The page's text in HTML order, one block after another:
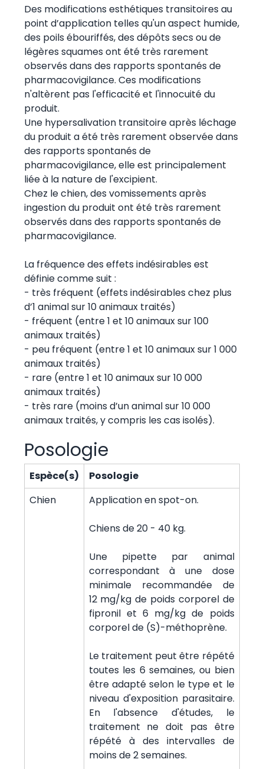
Des modifications esthétiques transitoires au
point d’application telles qu'un aspect humide,
des poils ébouriffés, des dépôts secs ou de
légères squames ont été très rarement
observés dans des rapports spontanés de
pharmacovigilance. Ces modifications
n'altèrent pas l'efficacité et l'innocuité du
produit.
Une hypersalivation transitoire après léchage
du produit a été très rarement observée dans
des rapports spontanés de
pharmacovigilance, elle est principalement
liée à la nature de l'excipient.
Chez le chien, des vomissements après
ingestion du produit ont été très rarement
observés dans des rapports spontanés de
pharmacovigilance.
La fréquence des effets indésirables est
définie comme suit :
- très fréquent (effets indésirables chez plus
d’1 animal sur 10 animaux traités)
- fréquent (entre 1 et 10 animaux sur 100
animaux traités)
- peu fréquent (entre 1 et 10 animaux sur 1 000
animaux traités)
- rare (entre 1 et 10 animaux sur 10 000
animaux traités)
- très rare (moins d’un animal sur 10 000
animaux traités, y compris les cas isolés).
Posologie
Espèce(s)
Posologie
Chien
Application en spot-on.
Chiens de 20 - 40 kg.
Une pipette par animal
correspondant à une dose
minimale recommandée de
12 mg/kg de poids corporel de
fipronil et 6 mg/kg de poids
corporel de (S)-méthoprène.
Le traitement peut être répété
toutes les 6 semaines, ou bien
être adapté selon le type et le
niveau d'exposition parasitaire.
En l'absence d'études, le
traitement ne doit pas être
répété à des intervalles de
moins de 2 semaines.